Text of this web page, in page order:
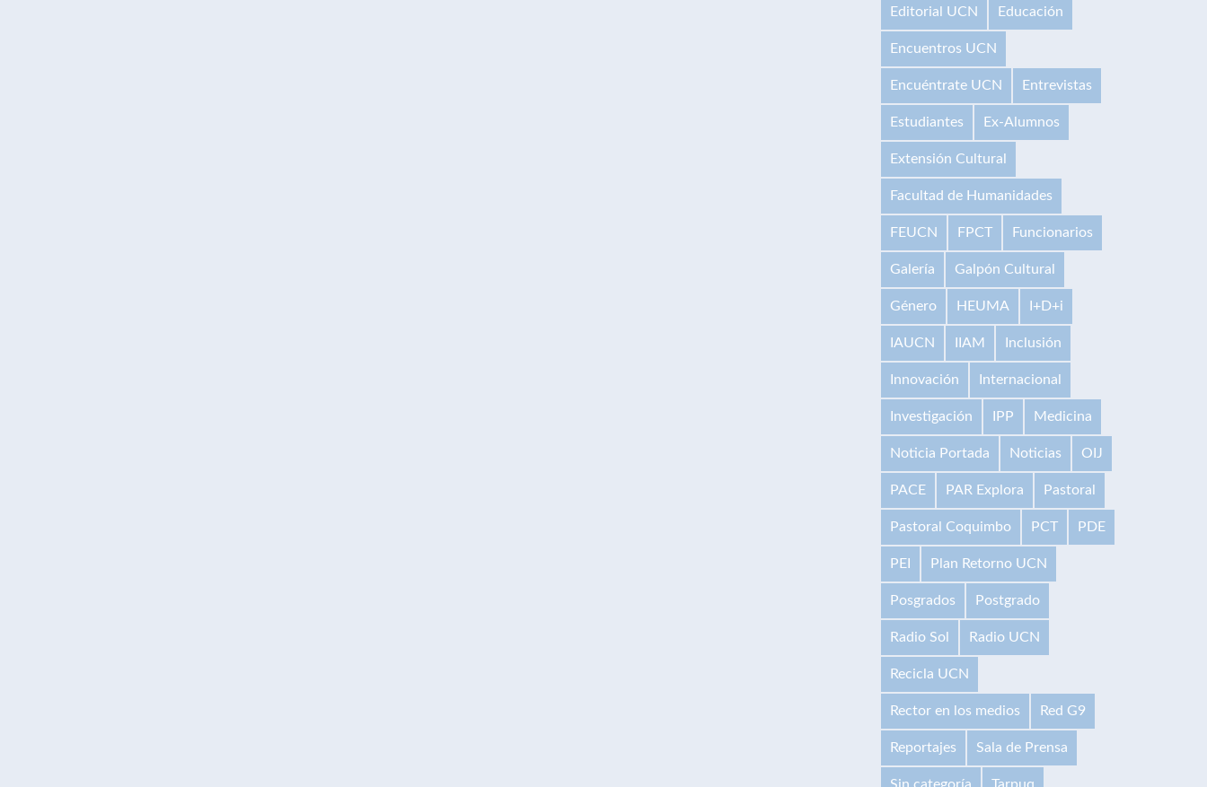
Editorial UCN Educación
Encuentros UCN
Encuéntrate UCN Entrevistas
Estudiantes Ex-Alumnos
Extensión Cultural
Facultad de Humanidades
FEUCN FPCT Funcionarios
Galería Galpón Cultural
Género HEUMA I+D+i
IAUCN IIAM Inclusión
Innovación Internacional
Investigación IPP Medicina
Noticia Portada Noticias OIJ
PACE PAR Explora Pastoral
Pastoral Coquimbo PCT PDE
PEI Plan Retorno UCN
Posgrados Postgrado
Radio Sol Radio UCN
Recicla UCN
Rector en los medios Red G9
Reportajes Sala de Prensa